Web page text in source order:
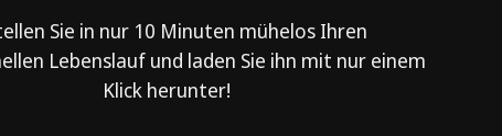
Sie in nur 10 Minuten mühelos Ihren
Lebenslauf und laden Sie ihn mit nur einem
Klick herunter!